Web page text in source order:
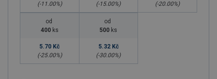
(-11.00%)
(-15.00%)
(-20.00%)
od
400 ks
5.70 Kč
(-25.00%)
od
500 ks
5.32 Kč
(-30.00%)